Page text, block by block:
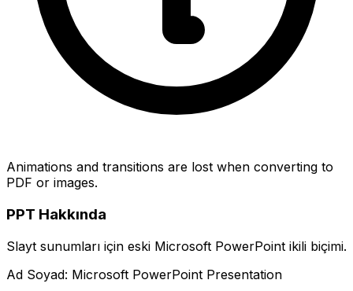
Animations and transitions are lost when converting to
PDF or images.
PPT Hakkında
Slayt sunumları için eski Microsoft PowerPoint ikili biçimi.
Ad Soyad: Microsoft PowerPoint Presentation